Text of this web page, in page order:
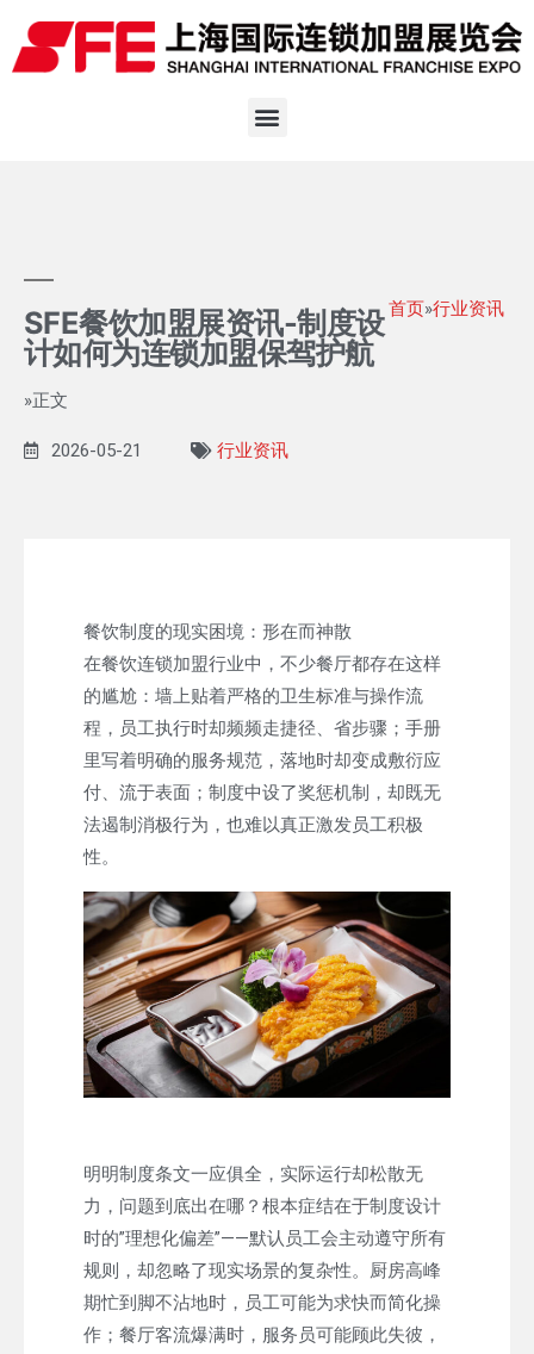
SFE餐饮加盟展资讯-制度设
计如何为连锁加盟保驾护航
首页»行业资讯
»正文
2026-05-21 行业资讯
餐饮制度的现实困境：形在而神散
在餐饮连锁加盟行业中，不少餐厅都存在这样
的尴尬：墙上贴着严格的卫生标准与操作流
程，员工执行时却频频走捷径、省步骤；手册
里写着明确的服务规范，落地时却变成敷衍应
付、流于表面；制度中设了奖惩机制，却既无
法遏制消极行为，也难以真正激发员工积极
性。
明明制度条文一应俱全，实际运行却松散无
力，问题到底出在哪？根本症结在于制度设计
时的”理想化偏差”——默认员工会主动遵守所有
规则，却忽略了现实场景的复杂性。厨房高峰
期忙到脚不沾地时，员工可能为求快而简化操
作；餐厅客流爆满时，服务员可能顾此失彼，